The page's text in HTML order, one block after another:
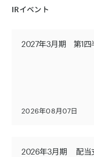
IRイベント
2027年3月期 第1四
2026年08月07日
2026年3月期 配当